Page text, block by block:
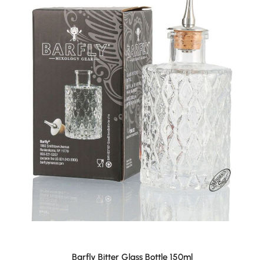
Barfly Bitter Glass Bottle 150ml